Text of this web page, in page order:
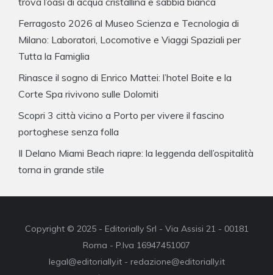
Ferragosto 2026 al Museo Scienza e Tecnologia di
Milano: Laboratori, Locomotive e Viaggi Spaziali per
Tutta la Famiglia
Rinasce il sogno di Enrico Mattei: l’hotel Boite e la
Corte Spa rivivono sulle Dolomiti
Scopri 3 città vicino a Porto per vivere il fascino
portoghese senza folla
Il Delano Miami Beach riapre: la leggenda dell’ospitalità
torna in grande stile
Copyright © 2025 - Editorially Srl - Via Assisi 21 - 00181
Roma - P.Iva 16947451007
legal@editorially.it - redazione@editorially.it